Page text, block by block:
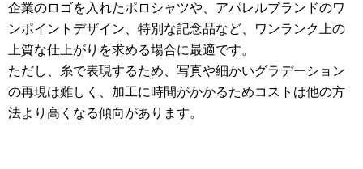
企業のロゴを入れたポロシャツや、アパレルブランドのワ
ンポイントデザイン、特別な記念品など、ワンランク上の
上質な仕上がりを求める場合に最適です。
ただし、糸で表現するため、写真や細かいグラデーション
の再現は難しく、加工に時間がかかるためコストは他の方
法より高くなる傾向があります。